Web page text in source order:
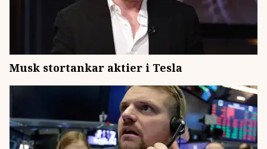
Musk stortankar aktier i Tesla